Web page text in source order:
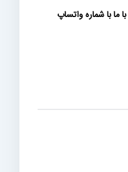
وجه پیش فاکتور دارید، لطفا با شماره تلفن 02158693000 یا تماس بگیرید و یا با ما با شماره واتساپ